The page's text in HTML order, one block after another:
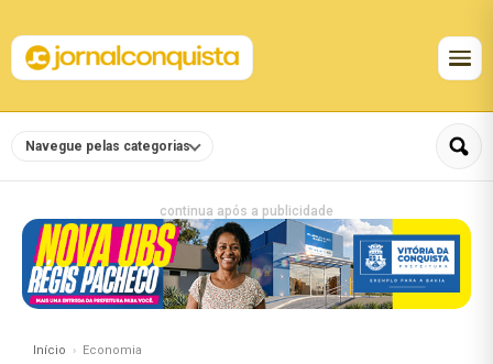
Navegue pelas categorias
continua após a publicidade
Início Economia